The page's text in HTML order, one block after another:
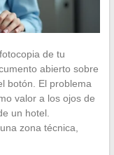
de tu
abierto sobre
botón. El problema
valor a los ojos de
un hotel.
zona técnica,